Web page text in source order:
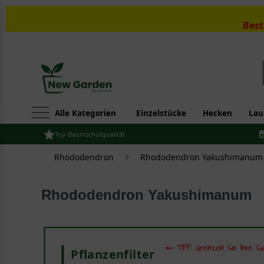
Alle Kategorien Einzelstücke Hecken
Top Baumschulqualität
Rhododendron Rhododendron Yakushimanum
Rhododendron Yakushimanum
Pflanzenfilter